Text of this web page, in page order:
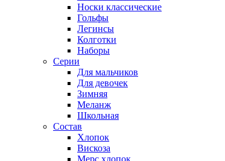
Носки классические
Гольфы
Легинсы
Колготки
Наборы
Серии
Для мальчиков
Для девочек
Зимняя
Меланж
Школьная
Состав
Хлопок
Вискоза
Мерс хлопок